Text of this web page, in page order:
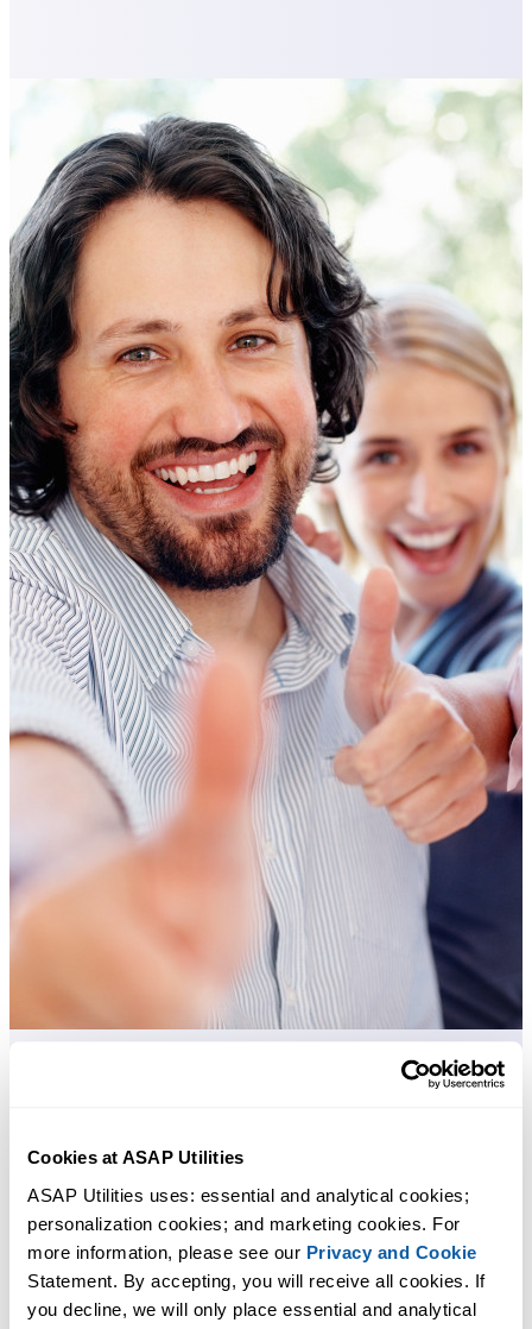
Cookies at ASAP Utilities
ASAP Utilities uses: essential and analytical cookies;
personalization cookies; and marketing cookies. For
more information, please see our Privacy and Cookie
Statement. By accepting, you will receive all cookies. If
you decline, we will only place essential and analytical
Bespaar tijd in Excel. Snel en eenvoudig.
ASAP Utilities helpt je tijd besparen en dingen doen die Excel alleen
Je kunt meteen aan de slag. Geen training nodig.